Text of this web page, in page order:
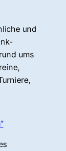
und
ums